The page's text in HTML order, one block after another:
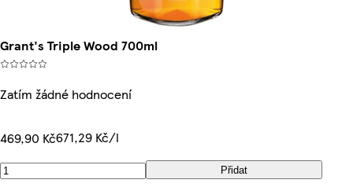
Grant's Triple Wood 700ml
Zatím žádné hodnocení
469,90 Kč671,29 Kč/l
Přidat